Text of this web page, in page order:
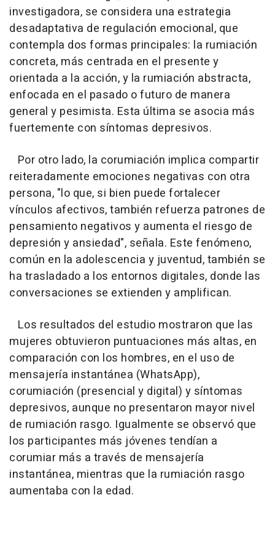
investigadora, se considera una estrategia
desadaptativa de regulación emocional, que
contempla dos formas principales: la rumiación
concreta, más centrada en el presente y
orientada a la acción, y la rumiación abstracta,
enfocada en el pasado o futuro de manera
general y pesimista. Esta última se asocia más
fuertemente con síntomas depresivos.
Por otro lado, la corumiación implica compartir
reiteradamente emociones negativas con otra
persona, "lo que, si bien puede fortalecer
vínculos afectivos, también refuerza patrones de
pensamiento negativos y aumenta el riesgo de
depresión y ansiedad", señala. Este fenómeno,
común en la adolescencia y juventud, también se
ha trasladado a los entornos digitales, donde las
conversaciones se extienden y amplifican.
Los resultados del estudio mostraron que las
mujeres obtuvieron puntuaciones más altas, en
comparación con los hombres, en el uso de
mensajería instantánea (WhatsApp),
corumiación (presencial y digital) y síntomas
depresivos, aunque no presentaron mayor nivel
de rumiación rasgo. Igualmente se observó que
los participantes más jóvenes tendían a
corumiar más a través de mensajería
instantánea, mientras que la rumiación rasgo
aumentaba con la edad.